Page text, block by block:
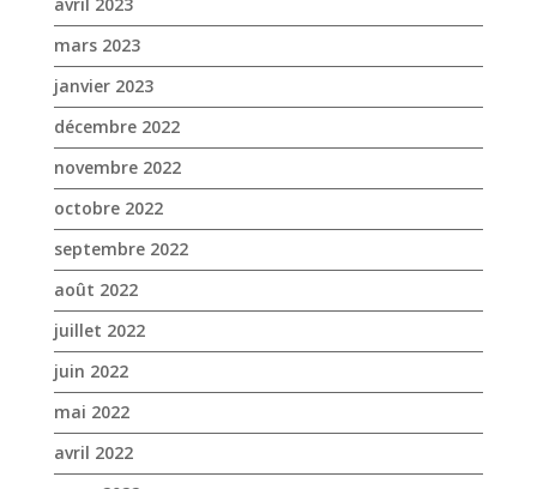
octobre 2022
septembre 2022
août 2022
juillet 2022
juin 2022
mai 2022
avril 2022
mars 2022
février 2022
janvier 2022
décembre 2021
novembre 2021